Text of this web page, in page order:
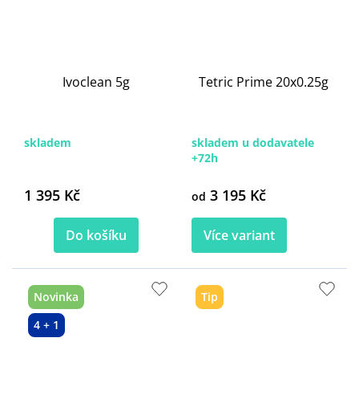
Ivoclean 5g
skladem
1 395 Kč
Do košíku
Tetric Prime 20x0.25g
skladem u dodavatele
+72h
od 3 195 Kč
Více variant
Novinka
4 + 1
Tip